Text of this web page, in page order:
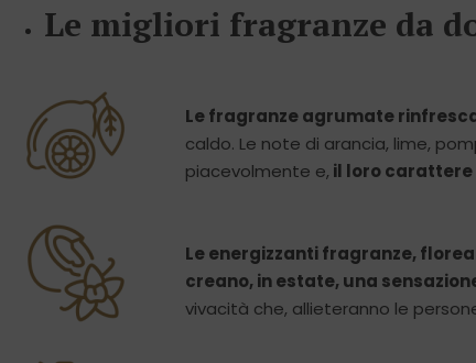
Le migliori fragranze da
Le fragranze agrumate
caldo. Le note di arancia, lime,
piacevolmente e, il loro carattere
Le energizzanti fragranze,
creano, in estate, una
vivacità che, allieteranno le